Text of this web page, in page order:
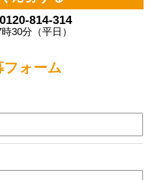
814-314
30分（平日）
フォーム